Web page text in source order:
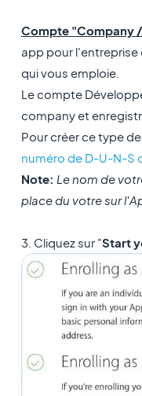
Compte "Company
app pour
qui vous emploie.
Le compte
company et
Pour créer ce type
numéro de D-U-N-S
Note: Le nom de
place du votre sur
3. Cliquez sur "Start